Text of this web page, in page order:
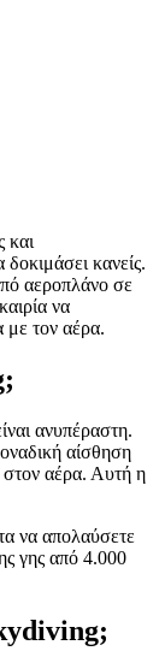
και
κανείς.
αεροπλάνο σε
να
με τον αέρα.
ανυπέραστη.
αίσθηση
στον αέρα. Αυτή η
να απολαύσετε
γης από 4.000